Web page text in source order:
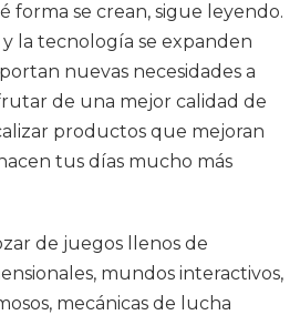
forma se crean, sigue leyendo.
la tecnología se expanden
nuevas necesidades a
de una mejor calidad de
productos que mejoran
tus días mucho más
de juegos llenos de
mundos interactivos,
mecánicas de lucha